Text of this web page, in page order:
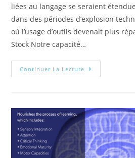
liées au langage se seraient
dans des périodes d’explosion
où l’usage d’outils devenait plus
Stock Notre capacité…
Continuer La Lecture